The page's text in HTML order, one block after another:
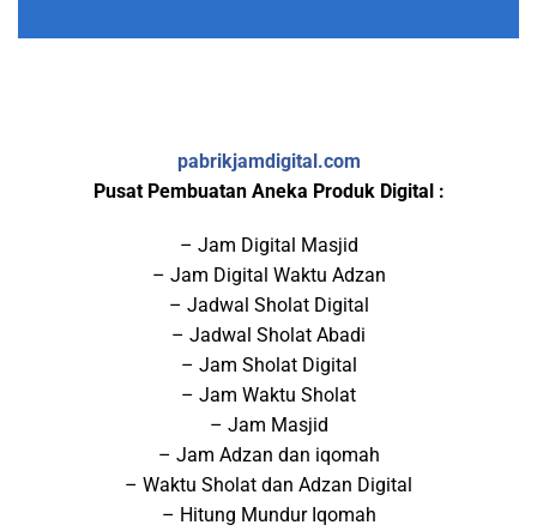
pabrikjamdigital.com
Pusat Pembuatan Aneka Produk Digital :
– Jam Digital Masjid
– Jam Digital Waktu Adzan
– Jadwal Sholat Digital
– Jadwal Sholat Abadi
– Jam Sholat Digital
– Jam Waktu Sholat
– Jam Masjid
– Jam Adzan dan iqomah
– Waktu Sholat dan Adzan Digital
– Hitung Mundur Iqomah